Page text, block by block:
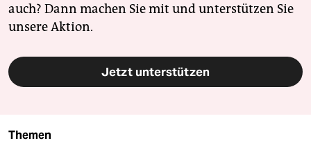
auch? Dann machen Sie mit und unterstützen Sie
unsere Aktion.
Jetzt unterstützen
Themen